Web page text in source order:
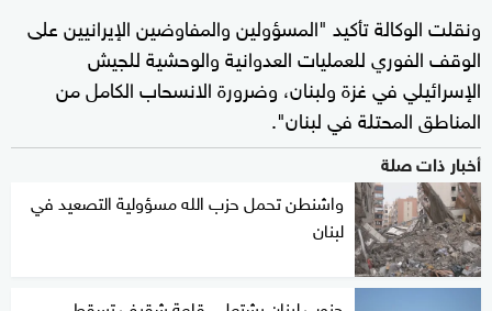
ونقلت الوكالة تأكيد "المسؤولين والمفاوضين الإيرانيين على
الوقف الفوري للعمليات العدوانية والوحشية للجيش
الإسرائيلي في غزة ولبنان، وضرورة الانسحاب الكامل من
المناطق المحتلة في لبنان".
أخبار ذات صلة
واشنطن تحمل حزب الله مسؤولية التصعيد في
لبنان